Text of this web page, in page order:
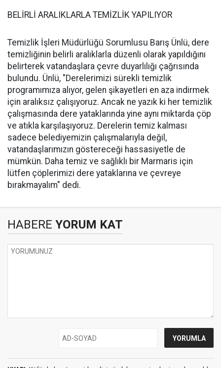
BELİRLİ ARALIKLARLA TEMİZLİK YAPILIYOR
Temizlik İşleri Müdürlüğü Sorumlusu Barış Ünlü, dere
temizliğinin belirli aralıklarla düzenli olarak yapıldığını
belirterek vatandaşlara çevre duyarlılığı çağrısında
bulundu. Ünlü, "Derelerimizi sürekli temizlik
programımıza alıyor, gelen şikayetleri en aza indirmek
için aralıksız çalışıyoruz. Ancak ne yazık ki her temizlik
çalışmasında dere yataklarında yine aynı miktarda çöp
ve atıkla karşılaşıyoruz. Derelerin temiz kalması
sadece belediyemizin çalışmalarıyla değil,
vatandaşlarımızın göstereceği hassasiyetle de
mümkün. Daha temiz ve sağlıklı bir Marmaris için
lütfen çöplerimizi dere yataklarına ve çevreye
bırakmayalım" dedi.
HABERE YORUM KAT